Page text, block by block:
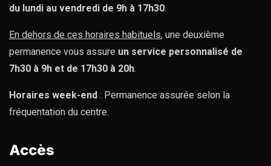
du lundi au vendredi de 9h à 17h30.
En dehors de ces horaires habituels, une deuxième
permanence vous assure un service personnalisé de
7h30 à 9h et de 17h30 à 20h.
Horaires week-end : Permanence assurée selon la
fréquentation du centre.
Accès